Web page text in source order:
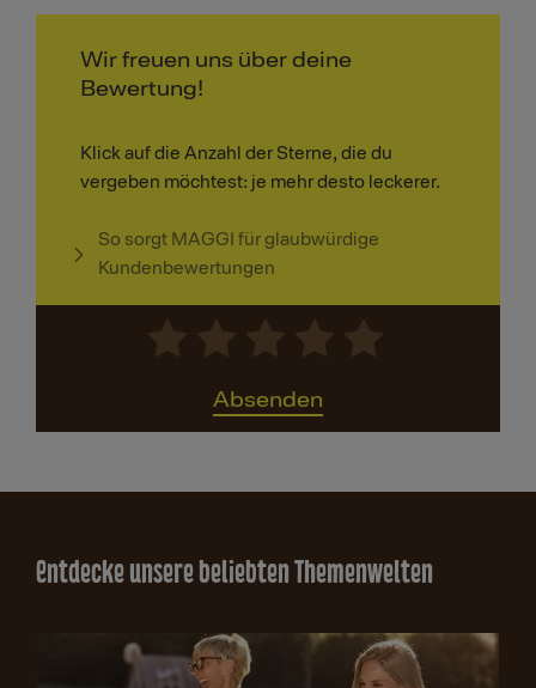
Wir freuen uns über deine
Bewertung!
Klick auf die Anzahl der Sterne, die du
vergeben möchtest: je mehr desto leckerer.
So sorgt MAGGI für glaubwürdige
Kundenbewertungen
Absenden
Entdecke unsere beliebten Themenwelten